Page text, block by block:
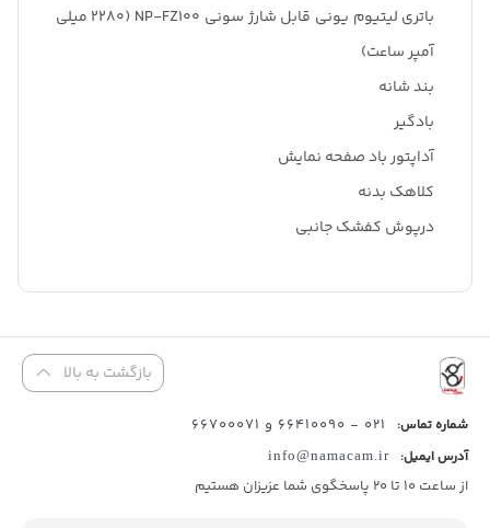
باتری لیتیوم یونی قابل شارژ سونی NP-FZ100 (2280 میلی
آمپر ساعت)
بند شانه
بادگیر
آداپتور باد صفحه نمایش
کلاهک بدنه
درپوش کفشک جانبی
بازگشت به بالا
شماره تماس: 021 - 66410090 و 66700071
آدرس ایمیل: info@namacam.ir
از ساعت 10 تا 20 پاسخگوی شما عزیزان هستیم